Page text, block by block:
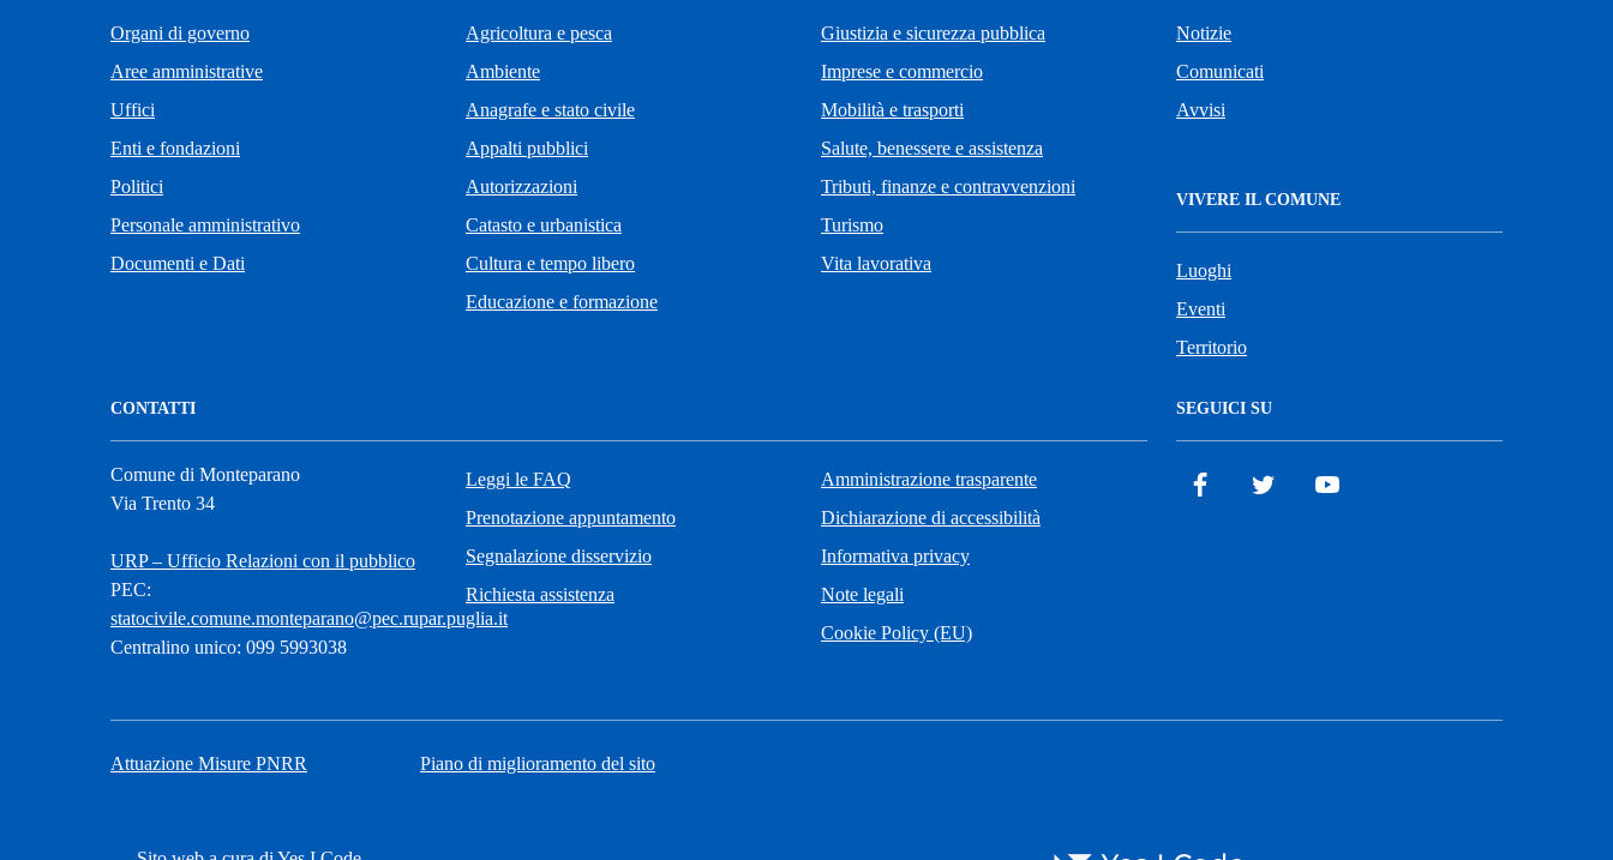
Organi di governo
Aree amministrative
Uffici
Enti e fondazioni
Politici
Personale amministrativo
Documenti e Dati
Agricoltura e pesca
Ambiente
Anagrafe e stato civile
Appalti pubblici
Autorizzazioni
Catasto e urbanistica
Cultura e tempo libero
Educazione e formazione
Giustizia e sicurezza pubblica
Imprese e commercio
Mobilità e trasporti
Salute, benessere e assistenza
Tributi, finanze e contravvenzioni
Turismo
Vita lavorativa
Notizie
Comunicati
Avvisi
VIVERE IL COMUNE
Luoghi
Eventi
Territorio
CONTATTI
Comune di Monteparano
Via Trento 34
URP – Ufficio Relazioni con il pubblico
PEC:
statocivile.comune.monteparano@pec.rupar.puglia.it
Centralino unico: 099 5993038
Leggi le FAQ
Prenotazione appuntamento
Segnalazione disservizio
Richiesta assistenza
Amministrazione trasparente
Dichiarazione di accessibilità
Informativa privacy
Note legali
Cookie Policy (EU)
SEGUICI SU
Facebook Twitter
Attuazione Misure PNRR Piano di miglioramento del sito